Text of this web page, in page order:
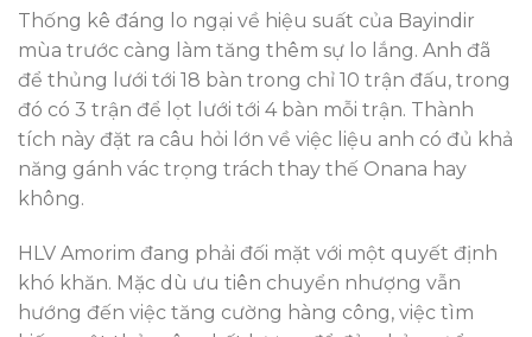
Thống kê đáng lo ngại về hiệu suất của Bayindir
mùa trước càng làm tăng thêm sự lo lắng. Anh đã
để thủng lưới tới 18 bàn trong chỉ 10 trận đấu, trong
đó có 3 trận để lọt lưới tới 4 bàn mỗi trận. Thành
tích này đặt ra câu hỏi lớn về việc liệu anh có đủ khả
năng gánh vác trọng trách thay thế Onana hay
không.
HLV Amorim đang phải đối mặt với một quyết định
khó khăn. Mặc dù ưu tiên chuyển nhượng vẫn
hướng đến việc tăng cường hàng công, việc tìm